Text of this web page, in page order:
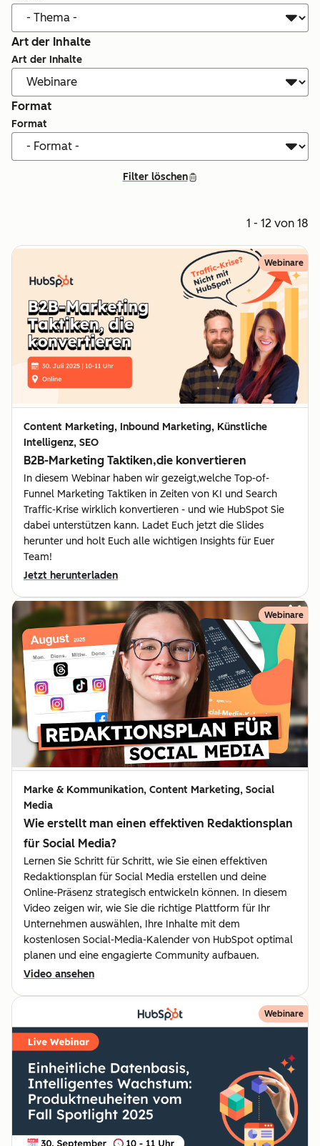
Art der Inhalte
Art der Inhalte
Format
Format
Filter löschen
1 - 12 von 18
Webinare
Content Marketing, Inbound Marketing, Künstliche
Intelligenz, SEO
B2B-Marketing Taktiken,die konvertieren
In diesem Webinar haben wir gezeigt,welche Top-of-
Funnel Marketing Taktiken in Zeiten von KI und Search
Traffic-Krise wirklich konvertieren - und wie HubSpot Sie
dabei unterstützen kann. Ladet Euch jetzt die Slides
herunter und holt Euch alle wichtigen Insights für Euer
Team!
Jetzt herunterladen
Webinare
Marke & Kommunikation, Content Marketing, Social
Media
Wie erstellt man einen effektiven Redaktionsplan
für Social Media?
Lernen Sie Schritt für Schritt, wie Sie einen effektiven
Redaktionsplan für Social Media erstellen und deine
Online-Präsenz strategisch entwickeln können. In diesem
Video zeigen wir, wie Sie die richtige Plattform für Ihr
Unternehmen auswählen, Ihre Inhalte mit dem
kostenlosen Social-Media-Kalender von HubSpot optimal
planen und eine engagierte Community aufbauen.
Video ansehen
Webinare